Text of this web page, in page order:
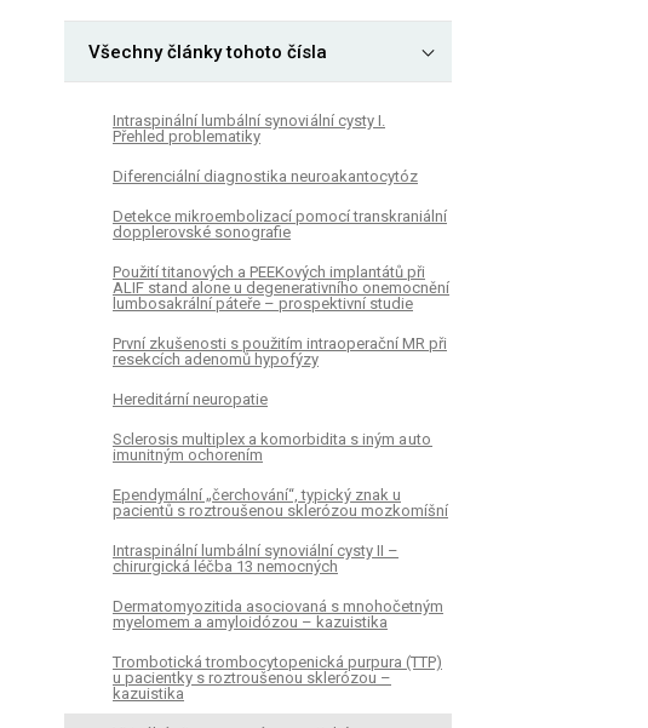
Všechny články tohoto čísla
Intraspinální lumbální synovi ální cysty I.
Přehled problematiky
Diferenciální diagnostika neuroakantocytóz
Detekce mikroembolizací pomocí transkraniální
dopplerovské sonografie
Použití titanových a PEEKových implantátů při
ALIF stand alone u degenerativního onemocnění
lumbosakrální páteře – prospektivní studie
První zkušenosti s použitím intraoperační MR při
resekcích adenomů hypofýzy
Hereditární neuropatie
Sclerosis multiplex a komorbidita s iným a uto
imunitným ochorením
Ependymální „čerchování“, typický znak u
pacientů s roztroušenou sklerózou mozkomíšní
Intraspinální lumbální synoviální cysty II –
chirurgická léčba 13 nemocných
Dermatomyozitida asociovaná s mnohočetným
myelomem a amyloidózou – kazuistika
Trombotická trombocytopenická purpura (TTP)
u pacientky s roztroušenou sklerózou –
kazuistika